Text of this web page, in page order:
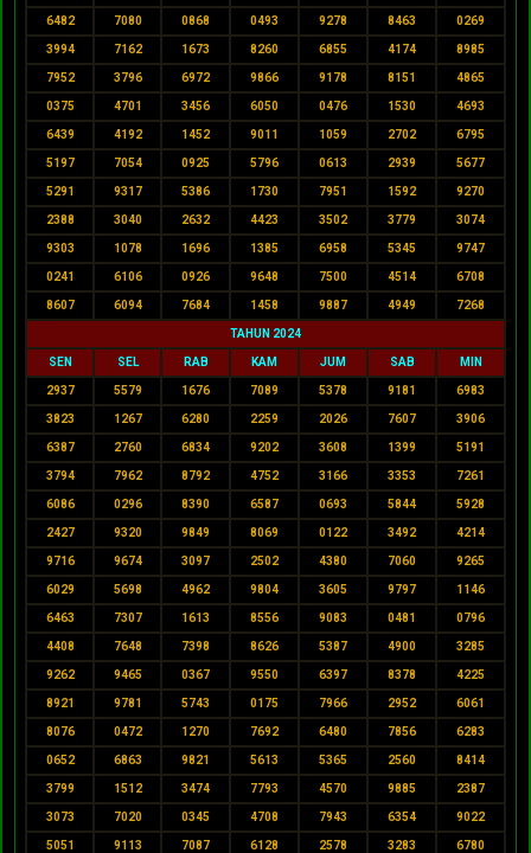
6482 7080 0868 0493 9278 8463 0269
3994 7162 1673 8260 6855 4174 8985
7952 3796 6972 9866 9178 8151 4865
0375 4701 3456 6050 0476 1530 4693
6439 4192 1452 9011 1059 2702 6795
5197 7054 0925 5796 0613 2939 5677
5291 9317 5386 1730 7951 1592 9270
2388 3040 2632 4423 3502 3779 3074
9303 1078 1696 1385 6958 5345 9747
0241 6106 0926 9648 7500 4514 6708
8607 6094 7684 1458 9887 4949 7268
TAHUN 2024
SEN SEL RAB KAM JUM SAB MIN
2937 5579 1676 7089 5378 9181 6983
3823 1267 6280 2259 2026 7607 3906
6387 2760 6834 9202 3608 1399 5191
3794 7962 8792 4752 3166 3353 7261
6086 0296 8390 6587 0693 5844 5928
2427 9320 9849 8069 0122 3492 4214
9716 9674 3097 2502 4380 7060 9265
6029 5698 4962 9804 3605 9797 1146
6463 7307 1613 8556 9083 0481 0796
4408 7648 7398 8626 5387 4900 3285
9262 9465 0367 9550 6397 8378 4225
8921 9781 5743 0175 7966 2952 6061
8076 0472 1270 7692 6480 7856 6283
0652 6863 9821 5613 5365 2560 8414
3799 1512 3474 7793 4570 9885 2387
3073 7020 0345 4708 7943 6354 9022
5051 9113 7087 6128 2578 3283 6780